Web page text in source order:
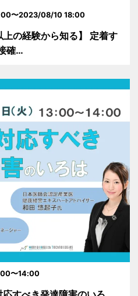
〜2023/08/10 18:00
の経験から知る】 定着す
確…
〜14:00